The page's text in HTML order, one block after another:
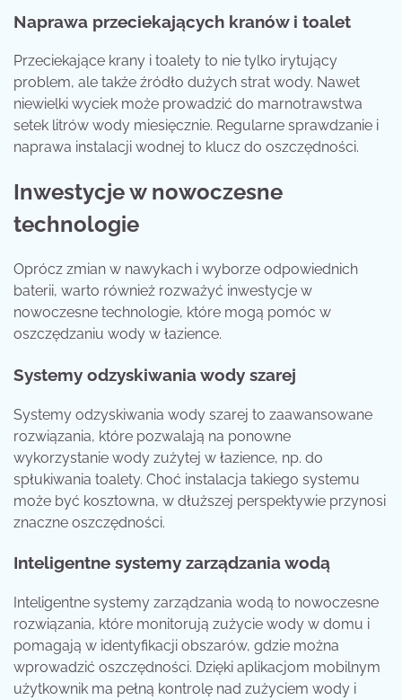
Naprawa przeciekających kranów i toalet
Przeciekające krany i toalety to nie tylko irytujący
problem, ale także źródło dużych strat wody. Nawet
niewielki wyciek może prowadzić do marnotrawstwa
setek litrów wody miesięcznie. Regularne sprawdzanie i
naprawa instalacji wodnej to klucz do oszczędności.
Inwestycje w nowoczesne
technologie
Oprócz zmian w nawykach i wyborze odpowiednich
baterii, warto również rozważyć inwestycje w
nowoczesne technologie, które mogą pomóc w
oszczędzaniu wody w łazience.
Systemy odzyskiwania wody szarej
Systemy odzyskiwania wody szarej to zaawansowane
rozwiązania, które pozwalają na ponowne
wykorzystanie wody zużytej w łazience, np. do
spłukiwania toalety. Choć instalacja takiego systemu
może być kosztowna, w dłuższej perspektywie przynosi
znaczne oszczędności.
Inteligentne systemy zarządzania wodą
Inteligentne systemy zarządzania wodą to nowoczesne
rozwiązania, które monitorują zużycie wody w domu i
pomagają w identyfikacji obszarów, gdzie można
wprowadzić oszczędności. Dzięki aplikacjom mobilnym
użytkownik ma pełną kontrolę nad zużyciem wody i